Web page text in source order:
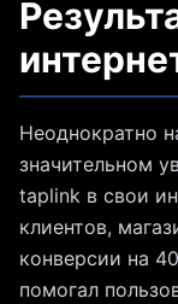
Неоднократно
значительном
taplink в свои
клиентов,
конверсии на
помогал